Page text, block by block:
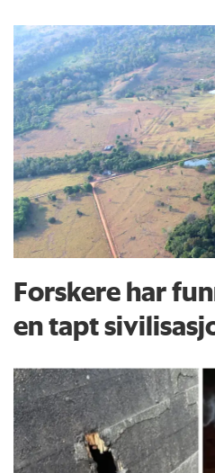
Forskere har
en tapt